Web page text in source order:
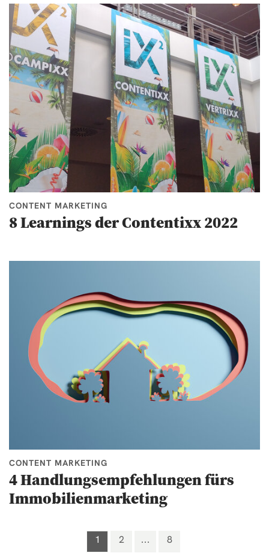
CONTENT MARKETING
8 Learnings der Contentixx 2022
CONTENT MARKETING
4 Handlungsempfehlungen fürs
Immobilienmarketing
1 2 8